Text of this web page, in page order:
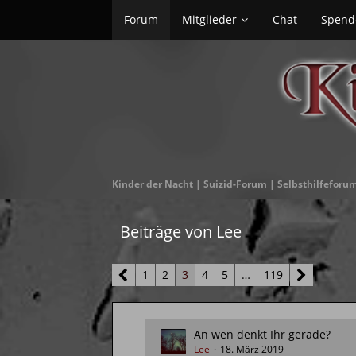
Forum Mitglieder Chat
Kinder der Nacht | Suizid-Forum |
Beiträge von Lee
1 2 3 4 5 … 119
An wen denkt Ihr gerade?
Lee 18. März 2019